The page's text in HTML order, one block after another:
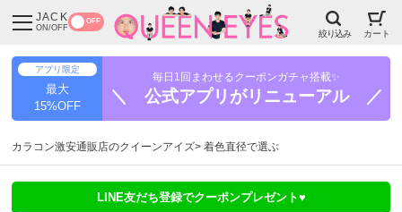
JACK
ON/OFF
OFF
絞り込み カート
アプリ限定
最大
15%OFF
毎日1回まわせるクーポンガチャ搭載✨
＼ 公式アプリがリニューアル ／
カラコン激安通販店のクイーンアイズ 着色直径で選ぶ
LINE友だち登録でクーポンプレゼント♥